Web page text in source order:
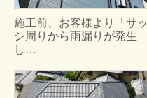
施工前、お客様より「サッ
シ周りから雨漏りが発生
し…